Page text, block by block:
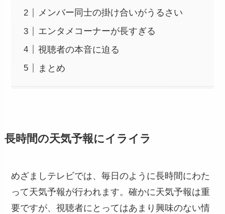
メンバー同士の掛け合いがうるさい
エンタメコーナーが長すぎる
視聴者の本音に迫る
まとめ
長時間の天気予報にイライラ
めざましテレビでは、毎日のように長時間にわた
って天気予報が行われます。確かに天気予報は重
要ですが、視聴者にとってはあまり興味のない情